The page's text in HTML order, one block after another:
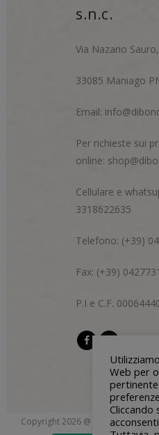
s.n.c.
Via Nazario
33085 Maniago
Email:
Per richieste sui
online:
Cellulare e
3318622635
Telefono: (+39)
Fax: (+39)
P.I e C.F.
Copyright 2026 @ Di Bon &
Web per